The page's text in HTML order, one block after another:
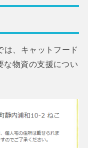
は、キャットフード
な物資の支援につい